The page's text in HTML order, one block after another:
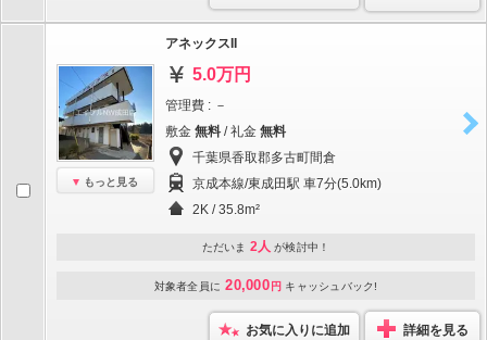
もっと見る
アネックスII
5.0万円
管理費 : －
敷金 無料 / 礼金 無料
千葉県香取郡多古町間倉
京成本線/東成田駅 車7分(5.0km)
2K / 35.8m²
ただいま 2人 が検討中！
対象者全員に 20,000 円 キャッシュバック!
お気に入りに追加 詳細を見る